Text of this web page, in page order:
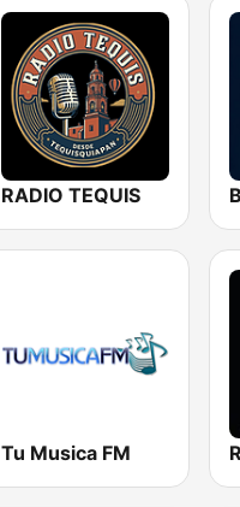
RADIO TEQUIS
Tu Musica FM